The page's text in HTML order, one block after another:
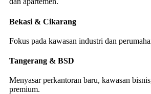
Bekasi & Cikarang
Fokus pada kawasan industri dan
Tangerang & BSD
Menyasar perkantoran baru, kawasan
premium.